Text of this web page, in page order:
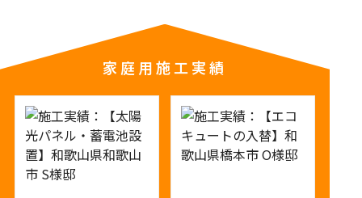
家庭用施工実績